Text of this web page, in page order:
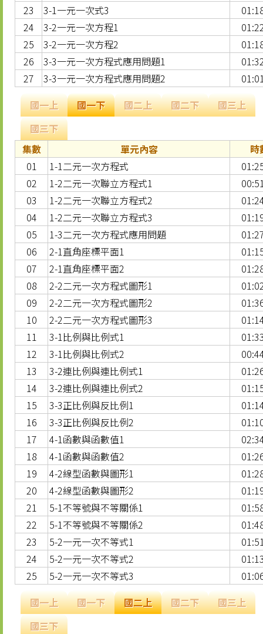
23
3-1一元一次式3
24
3-2一元一次方程1
25
3-2一元一次方程2
26
3-3一元一次方程式應用問題1
27
3-3一元一次方程式應用問題2
國一上
國一下 國二上 國二下
國三上
國三下
集數
單元內容
時
01
1-1二元一次方程式
02
1-2二元一次聯立方程式1
03
1-2二元一次聯立方程式2
04
1-2二元一次聯立方程式3
05
1-3二元一次方程式應用問題
06
2-1直角座標平面1
07
2-1直角座標平面2
08
2-2二元一次方程式圖形1
09
2-2二元一次方程式圖形2
10
2-2二元一次方程式圖形3
11
3-1比例與比例式1
12
3-1比例與比例式2
13
3-2連比例與連比例式1
14
3-2連比例與連比例式2
15
3-3正比例與反比例1
16
3-3正比例與反比例2
17
4-1函數與函數值1
18
4-1函數與函數值2
19
4-2線型函數與圖形1
20
4-2線型函數與圖形2
21
5-1不等號與不等關係1
22
5-1不等號與不等關係2
23
5-2一元一次不等式1
24
5-2一元一次不等式2
25
5-2一元一次不等式3
國一上
國一下 國二上 國二下
國三上
國三下